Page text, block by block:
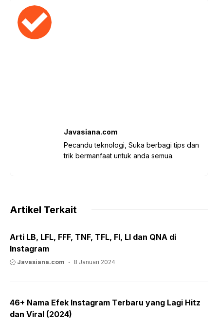
Javasiana.com
Pecandu teknologi, Suka berbagi tips dan
trik bermanfaat untuk anda semua.
Artikel Terkait
Arti LB, LFL, FFF, TNF, TFL, FI, LI dan QNA di
Instagram
Javasiana.com 8 Januari 2024
46+ Nama Efek Instagram Terbaru yang Lagi Hitz
dan Viral (2024)